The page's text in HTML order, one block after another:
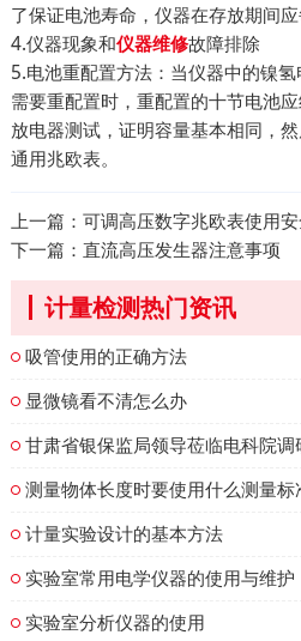
了保证电池寿命，仪器在存放期间应
4.仪器现象和仪器维修故障排除
5.电池重配置方法：当仪器中的镍
需要重配置时，重配置的十节电池
放电器测试，证明容量基本相同，
通用兆欧表。
上一篇： 可调高压数字兆欧表使用
下一篇： 直流高压发生器注意事项
计量检测热门资讯
吸管使用的正确方法
显微镜看不清怎么办
甘肃省银保监局领导莅临电科院调
测量物体长度时要使用什么测量标
计量实验设计的基本方法
实验室常用电学仪器的使用与维护
实验室分析仪器的使用